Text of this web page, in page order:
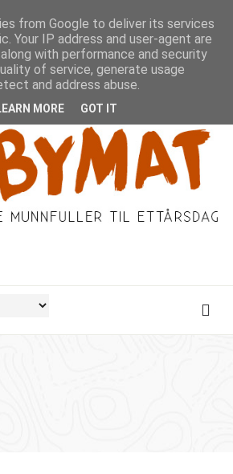
from Google to deliver its services
Your IP address and user-agent are
with performance and security
of service, generate usage
and address abuse.
MORE GOT IT